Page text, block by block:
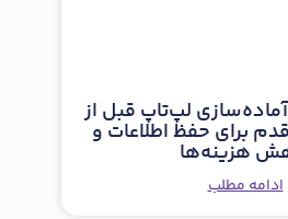
لپ‌تاپ قبل از
برای حفظ اطلاعات و
هزینه‌ها
ادامه مطلب